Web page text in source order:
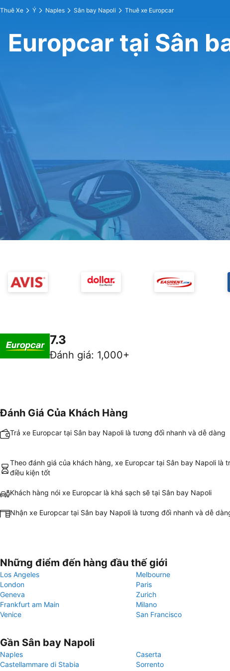
Thuê Xe Ý Naples Sân bay Napoli Thuê xe Europcar
Europcar tại Sân
7.3
Đánh giá: 1,000+
Đánh Giá Của Khách Hàng
Trả xe Europcar tại Sân bay Napoli là tương đối nhanh và dễ dàng
Theo đánh giá của khách hàng, xe Europcar tại Sân bay Napoli là
điều kiện tốt
Khách hàng nói xe Europcar là khá sạch sẽ tại Sân bay Napoli
Nhận xe Europcar tại Sân bay Napoli là tương đối nhanh và dễ
Những điểm đến hàng đầu thế giới
Los Angeles
Melbourne
London
Paris
Geneva
Zurich
Frankfurt am Main
Milano
Venice
San Francisco
Gần Sân bay Napoli
Naples
Caserta
Castellammare di Stabia
Sorrento